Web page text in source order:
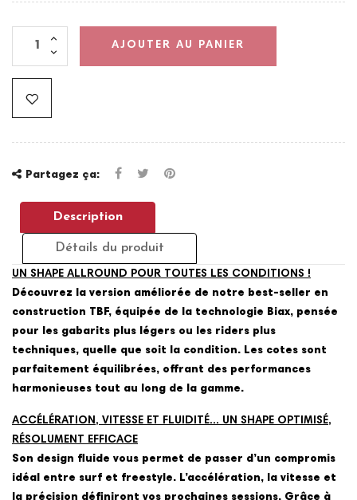
AJOUTER AU PANIER
Partagez ça:
Description
Détails du produit
UN SHAPE ALLROUND POUR TOUTES LES CONDITIONS !
Découvrez la version améliorée de notre best-seller en
construction TBF, équipée de la technologie Biax, pensée
pour les gabarits plus légers ou les riders plus
techniques, quelle que soit la condition. Les cotes sont
parfaitement équilibrées, offrant des performances
harmonieuses tout au long de la gamme.
ACCÉLÉRATION, VITESSE ET FLUIDITÉ... UN SHAPE OPTIMISÉ,
RÉSOLUMENT EFFICACE
Son design fluide vous permet de passer d’un compromis
idéal entre surf et freestyle. L’accélération, la vitesse et
la précision définiront vos prochaines sessions. Grâce à